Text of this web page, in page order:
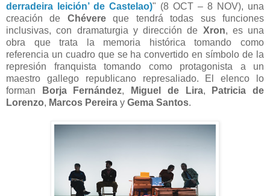
derradeira leición’ de Castelao)" (8 OCT – 8 NOV), una
creación de Chévereque tendrá todas sus funciones
inclusivas, con dramaturgia y dirección de Xron, es una
obra que trata la memoria histórica tomando como
referencia un cuadro que se ha convertido en símbolo de la
represión franquista tomando como protagonista a un
maestro gallego republicano represaliado. El elenco lo
forman
Borja Fernández, Miguel de Lira,
Patricia de
Lorenzo, Marcos Pereira y Gema Santos.